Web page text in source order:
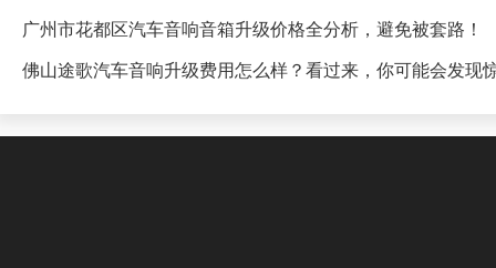
广州市花都区汽车音响音箱升级价格全分析，避免被套路！
佛山途歌汽车音响升级费用怎么样？看过来，你可能会发现